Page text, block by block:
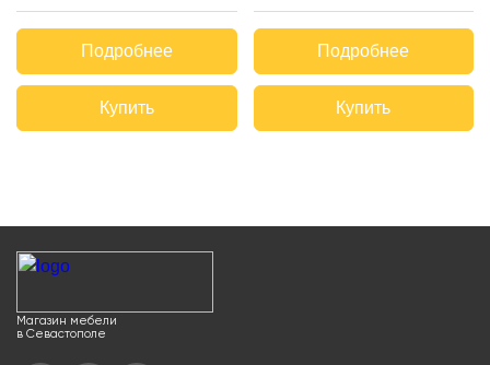
Подробнее
Купить
Подробнее
Купить
Магазин мебели
в Севастополе